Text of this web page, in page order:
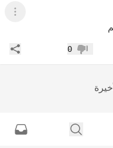
عرض
عدم إعجاب
0